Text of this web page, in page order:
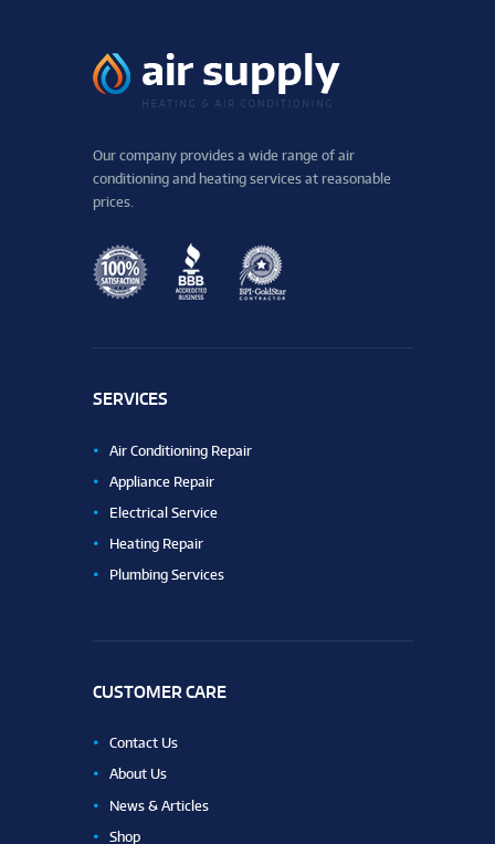
Our company provides a wide range of air
conditioning and heating services at reasonable
prices.
SERVICES
Air Conditioning Repair
Appliance Repair
Electrical Service
Heating Repair
Plumbing Services
CUSTOMER CARE
Contact Us
About Us
News & Articles
Shop